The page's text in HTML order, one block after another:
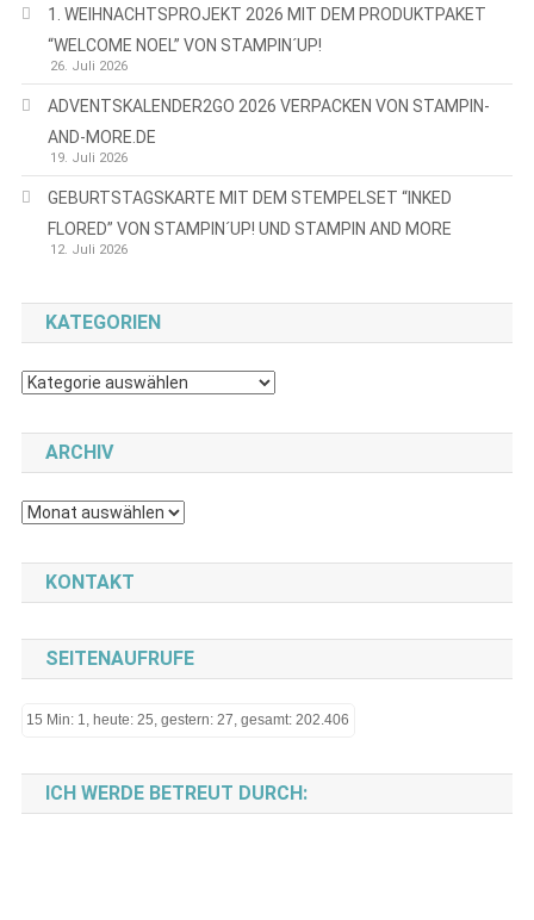
1. WEIHNACHTSPROJEKT 2026 MIT DEM PRODUKTPAKET
“WELCOME NOEL” VON STAMPIN´UP!
26. Juli 2026
ADVENTSKALENDER2GO 2026 VERPACKEN VON STAMPIN-
AND-MORE.DE
19. Juli 2026
GEBURTSTAGSKARTE MIT DEM STEMPELSET “INKED
FLORED” VON STAMPIN´UP! UND STAMPIN AND MORE
12. Juli 2026
KATEGORIEN
Kategorien
ARCHIV
Archiv
KONTAKT
SEITENAUFRUFE
15 Min: 1, heute: 25, gestern: 27, gesamt: 202.406
ICH WERDE BETREUT DURCH: